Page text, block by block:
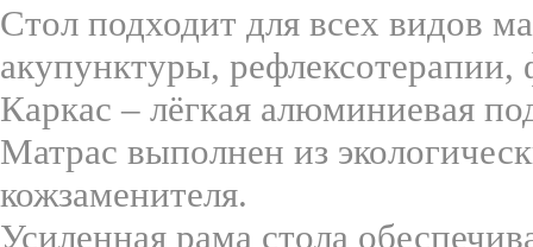
Стол подходит для всех видов
акупунктуры, рефлексотерапии,
Каркас – лёгкая алюминиевая
Матрас выполнен из
кожзаменителя.
Усиленная рама стола